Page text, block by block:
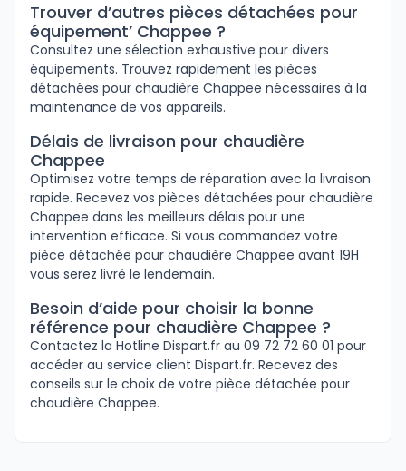
Trouver d’autres pièces détachées pour
équipement’ Chappee ?
Consultez une sélection exhaustive pour divers
équipements. Trouvez rapidement les pièces
détachées pour chaudière Chappee nécessaires à la
maintenance de vos appareils.
Délais de livraison pour chaudière
Chappee
Optimisez votre temps de réparation avec la livraison
rapide. Recevez vos pièces détachées pour chaudière
Chappee dans les meilleurs délais pour une
intervention efficace. Si vous commandez votre
pièce détachée pour chaudière Chappee avant 19H
vous serez livré le lendemain.
Besoin d’aide pour choisir la bonne
référence pour chaudière Chappee ?
Contactez la Hotline Dispart.fr au 09 72 72 60 01 pour
accéder au service client Dispart.fr. Recevez des
conseils sur le choix de votre pièce détachée pour
chaudière Chappee.